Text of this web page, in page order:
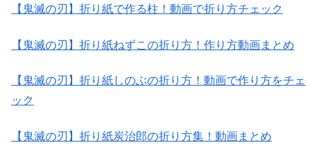
【鬼滅の刃】折り紙で作る柱！動画で折り方チェック
【鬼滅の刃】折り紙ねずこの折り方！作り方動画まとめ
【鬼滅の刃】折り紙しのぶの折り方！動画で作り方をチェ
ック
【鬼滅の刃】折り紙炭治郎の折り方集！動画まとめ